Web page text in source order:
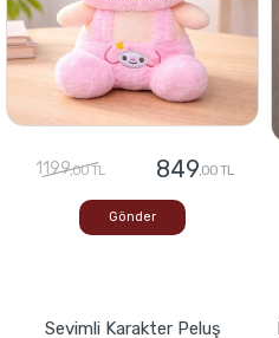
1199,00 TL 849,00 TL
Gönder
Sevimli Karakter Peluş